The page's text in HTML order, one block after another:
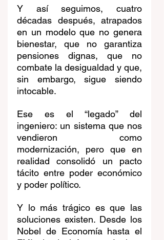
Y así seguimos, cuatro
décadas después, atrapados
en un modelo que no genera
bienestar, que no garantiza
pensiones dignas, que no
combate la desigualdad y que,
sin embargo, sigue siendo
intocable.
Ese es el “legado” del
ingeniero: un sistema que nos
vendieron como
modernización, pero que en
realidad consolidó un pacto
tácito entre poder económico
y poder político.
Y lo más trágico es que las
soluciones existen. Desde los
Nobel de Economía hasta el